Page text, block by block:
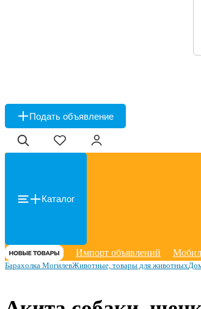
Подать объявление
Каталог
Импорт объявлений
Барахолка МогилевЖивотные, товары для животных